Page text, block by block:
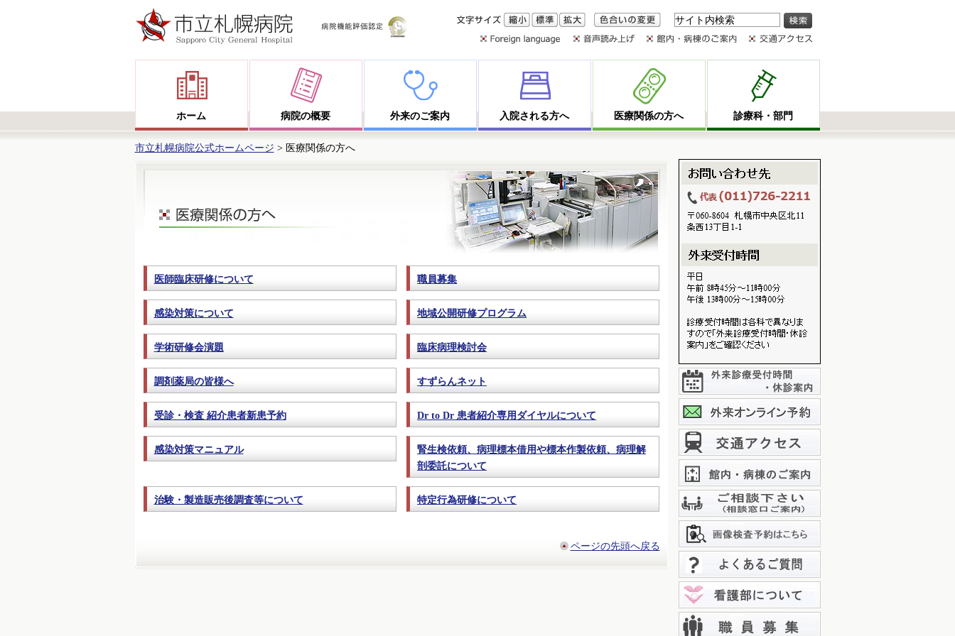
文字サイズ 縮小 標準 拡大 色合いの変更
ホーム 病院の概要 外来のご案内 入院される方へ 医療関係の方へ 診療科・部門
市立札幌病院公式ホームページ > 医療関係の方へ
医師臨床研修について 職員募集
感染対策について 地域公開研修プログラム
学術研修会演題 臨床病理検討会
調剤薬局の皆様へ すずらんネット
受診・検査 紹介患者新患予約 Dr to Dr 患者紹介専用ダイヤルについて
感染対策マニュアル
腎生検依頼、病理標本借用や標本作製依頼、病理解
剖委託について
治験・製造販売後調査等について 特定行為研修について
ページの先頭へ戻る